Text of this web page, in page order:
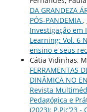
DA GRANDEZA
PÓS-PANDEMIA ,
Investigação em
Learning: Vol. 6
ensino e seus
Cátia Vidinhas,
FERRAMENTAS
DINÂMICA NO
Revista
Pedagógica e
(2023): P.Pic’23